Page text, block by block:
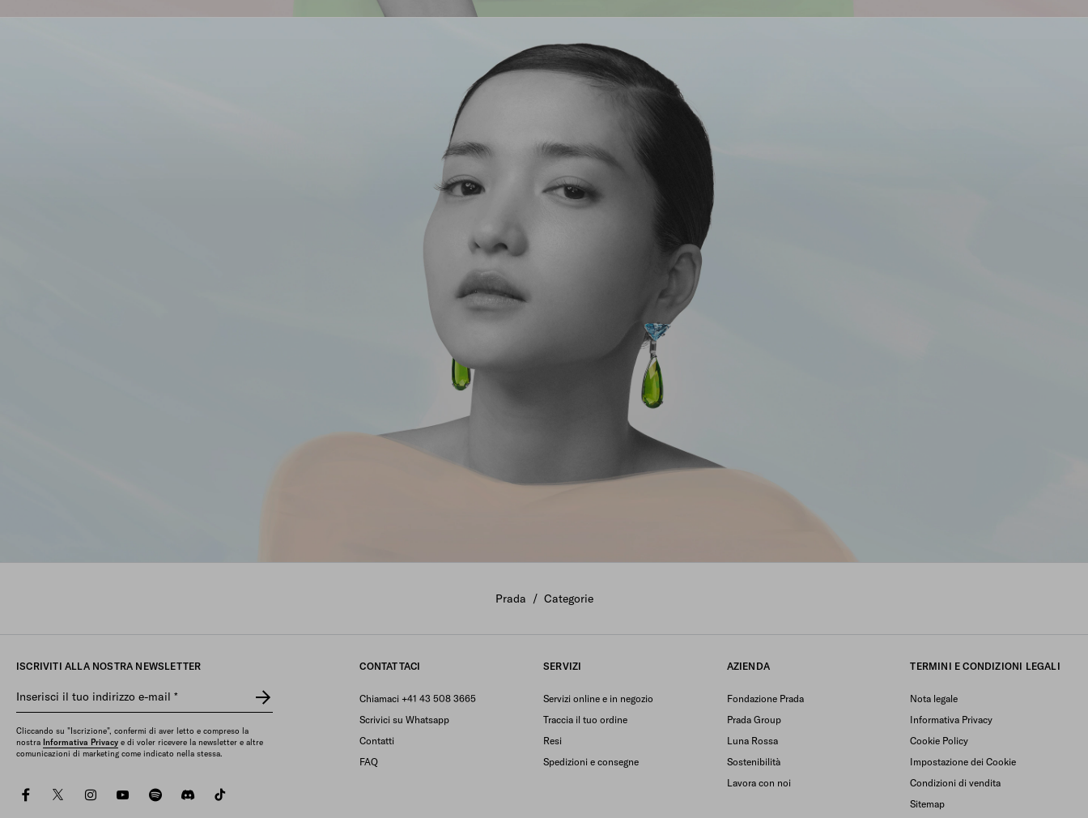
Prada / Categorie
ISCRIVITI ALLA NOSTRA NEWSLETTER
Inserisci il tuo indirizzo e-mail *
Cliccando su "Iscrizione", confermi di aver letto e compreso la
nostra Informativa Privacy e di voler ricevere la newsletter e altre
comunicazioni di marketing come indicato nella stessa.
facebooktwitterinstagramyoutubespotifydiscord
CONTATTACI
Chiamaci +41 43 508 3665
Scrivici su Whatsapp
Contatti
FAQ
SERVIZI
Servizi online e in negozio
Traccia il tuo ordine
Resi
Spedizioni e consegne
AZIENDA
Fondazione Prada
Prada Group
Luna Rossa
Sostenibilità
Lavora con noi
TERMINI E CONDIZIONI LEGALI
Nota legale
Informativa Privacy
Cookie Policy
Impostazione dei Cookie
Condizioni di vendita
Sitemap